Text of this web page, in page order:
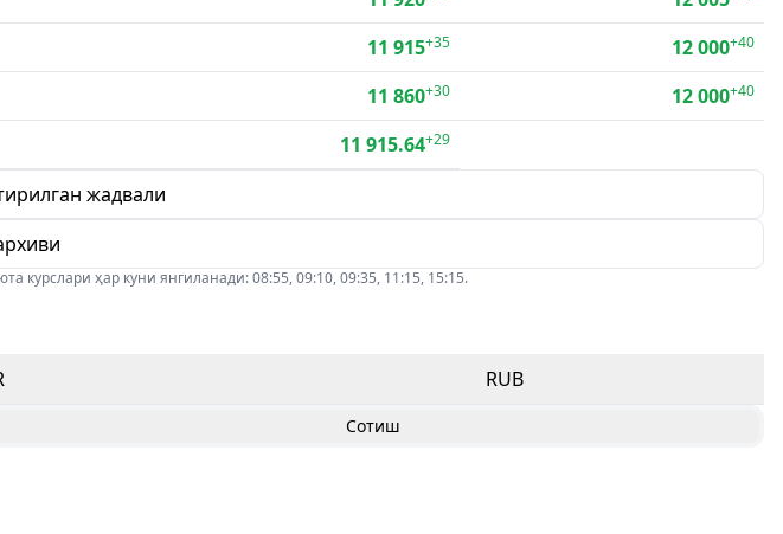
11 915+35 12 000+40
11 860+30 12 000+40
11 915.64+29
жадвали
курслари ҳар куни янгиланади: 08:55, 09:10, 09:35, 11:15, 15:15.
RUB
Сотиш